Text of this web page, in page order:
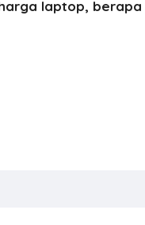
laptop, berapa